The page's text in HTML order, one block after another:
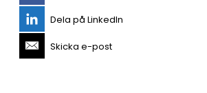
Dela på LinkedIn
Skicka e-post